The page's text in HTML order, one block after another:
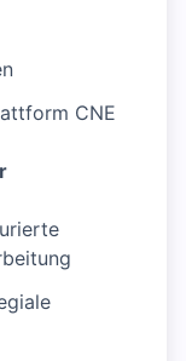
CNE